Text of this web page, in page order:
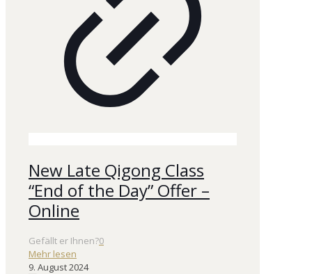
New Late Qigong Class
“End of the Day” Offer –
Online
Gefällt er Ihnen?0
Mehr lesen
9. August 2024